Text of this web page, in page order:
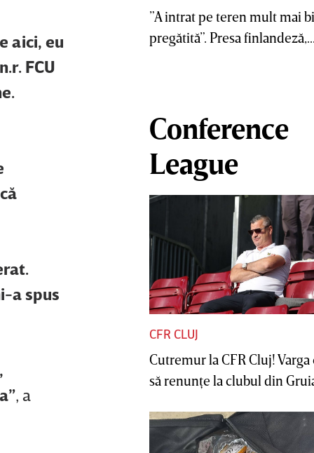
aici, eu
FCU
a spus
, a
”A intrat pe teren mult mai
pregătită”. Presa
Conference
League
CFR CLUJ
Cutremur la CFR Cluj! Varga
să renunţe la clubul din